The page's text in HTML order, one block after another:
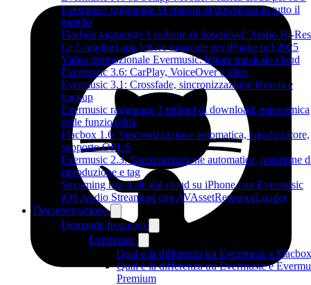
Evermusic raggiunge 11 milioni di download in tutto il
mondo
Flacbox raggiunge 1 milione di download: Audio Hi-Res
Le 5 migliori app lettore musicale per iPhone nel 2025
Video promozionale Evermusic: lettore musicale cloud
Evermusic 3.6: CarPlay, VoiceOver e altro
Evermusic 3.1: Crossfade, sincronizzazione libreria e
backup
Evermusic raggiunge 3 milioni di download: panoramica
delle funzionalità
Flacbox 1.6: Sincronizzazione automatica, equalizzatore,
supporto OPUS
Evermusic 2.3: Sincronizzazione automatica, posizione
riproduzione e tag
Streaming musicale dal cloud su iPhone con Evermusic
iOS Audio Streaming con AVAssetResourceLoader
Documentazione
Domande frequenti
Evermusic
Qual è la differenza tra Evermusic e Flacbox
Qual è la differenza tra Evermusic e
Premium